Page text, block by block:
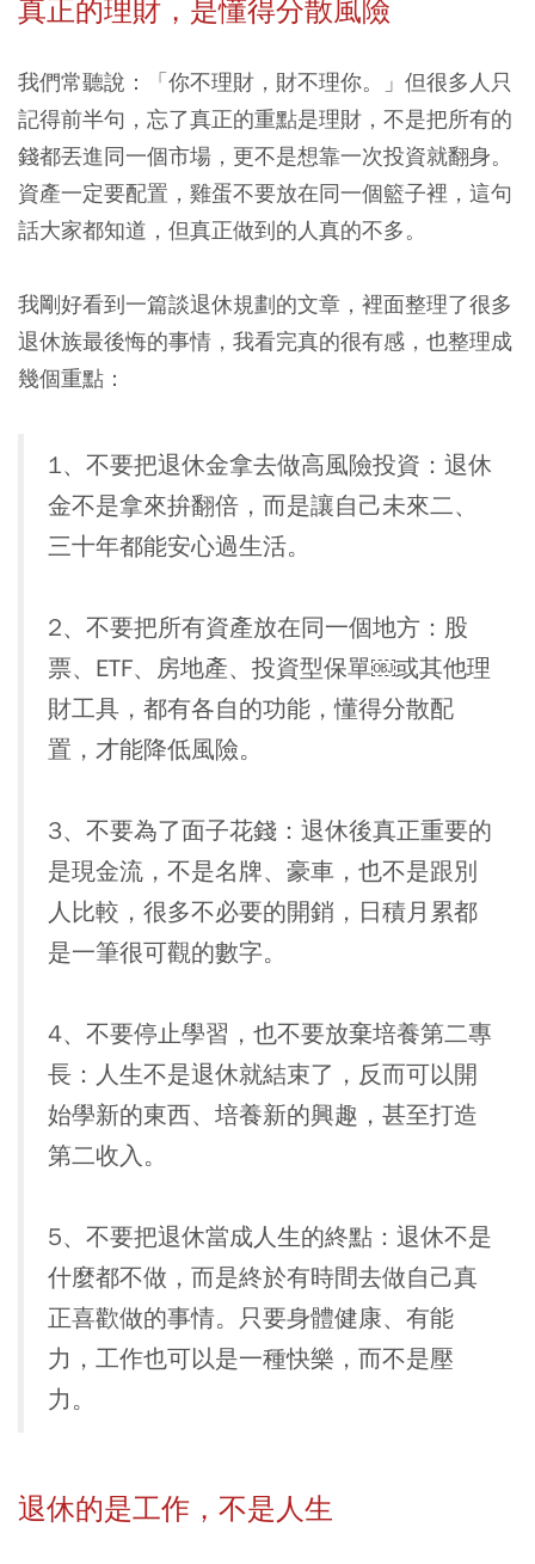
真正的理財，是懂得分散風險
我們常聽說：「你不理財，財不理你。」但很多人只
記得前半句，忘了真正的重點是理財，不是把所有的
錢都丟進同一個市場，更不是想靠一次投資就翻身。
資產一定要配置，雞蛋不要放在同一個籃子裡，這句
話大家都知道，但真正做到的人真的不多。
我剛好看到一篇談退休規劃的文章，裡面整理了很多
退休族最後悔的事情，我看完真的很有感，也整理成
幾個重點：
1、不要把退休金拿去做高風險投資： 退休
金不是拿來拚翻倍，而是讓自己未來二、
三十年都能安心過生活。
2、不要把所有資產放在同一個地方： 股
票、ETF、房地產、投資型保單￼或其他理
財工具，都有各自的功能，懂得分散配
置，才能降低風險。
3、不要為了面子花錢： 退休後真正重要的
是現金流，不是名牌、豪車，也不是跟別
人比較，很多不必要的開銷，日積月累都
是一筆很可觀的數字。
4、不要停止學習，也不要放棄培養第二專
長： 人生不是退休就結束了，反而可以開
始學新的東西、培養新的興趣，甚至打造
第二收入。
5、不要把退休當成人生的終點： 退休不是
什麼都不做，而是終於有時間去做自己真
正喜歡做的事情。只要身體健康、有能
力，工作也可以是一種快樂，而不是壓
力。
退休的是工作，不是人生